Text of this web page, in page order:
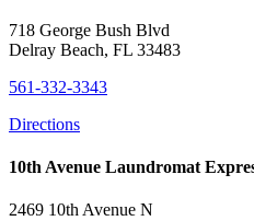
718 George Bush Blvd
Delray Beach, FL 33483
561-332-3343
Directions
10th Avenue Laundromat
2469 10th Avenue N